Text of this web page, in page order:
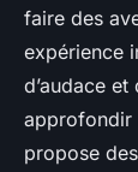
faire des
expérience
d’audace
approfondir
propose